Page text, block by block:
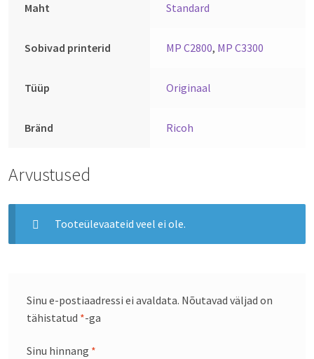
Maht Standard
Sobivad printerid MP C2800, MP C3300
Tüüp Originaal
Bränd Ricoh
Arvustused
Tooteülevaateid veel ei ole.
Sinu e-postiaadressi ei avaldata. Nõutavad väljad on
tähistatud *-ga
Sinu hinnang *